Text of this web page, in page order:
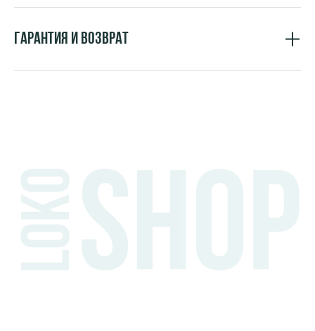
Гарантия и возврат